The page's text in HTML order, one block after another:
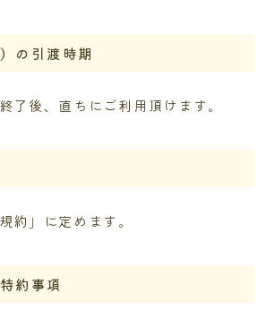
の引渡時期
了後、直ちにご利用頂けます。
約」に定めます。
約事項